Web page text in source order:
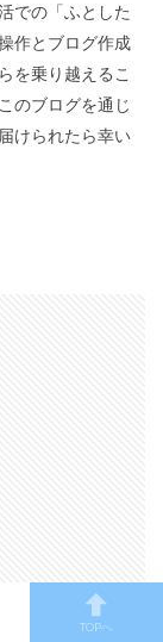
での「ふとした
作とブログ作成
を乗り越えるこ
のブログを通じ
けられたら幸い
TOPへ